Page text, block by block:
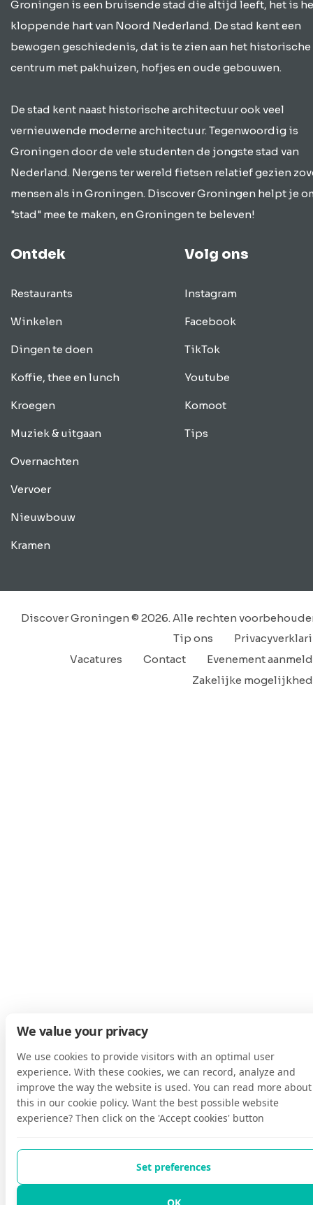
Groningen is een bruisende stad die altijd leeft, het is
kloppende hart van Noord Nederland. De stad kent een
bewogen geschiedenis, dat is te zien aan het historische
centrum met pakhuizen, hofjes en oude gebouwen.
De stad kent naast historische architectuur ook veel
vernieuwende moderne architectuur. Tegenwoordig is
Groningen door de vele studenten de jongste stad van
Nederland. Nergens ter wereld fietsen relatief gezien
mensen als in Groningen. Discover Groningen helpt je
"stad" mee te maken, en Groningen te beleven!
Ontdek
Restaurants
Winkelen
Dingen te doen
Koffie, thee en lunch
Kroegen
Muziek & uitgaan
Overnachten
Vervoer
Nieuwbouw
Kramen
Volg ons
Instagram
Facebook
TikTok
Youtube
Komoot
Tips
Discover Groningen © 2026. Alle rechten
Tip ons
Evenement
Contact
Vacatures
Zakelijke
We value your privacy
We use cookies to provide visitors with an optimal user
experience. With these cookies, we can record, analyze and
improve the way the website is used. You can read more about
this in our cookie policy. Want the best possible website
experience? Then click on the 'Accept cookies' button
Set preferences